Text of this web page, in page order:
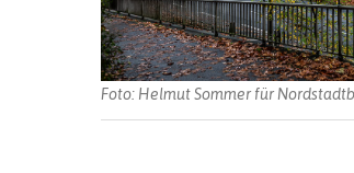
Foto: Helmut Sommer für